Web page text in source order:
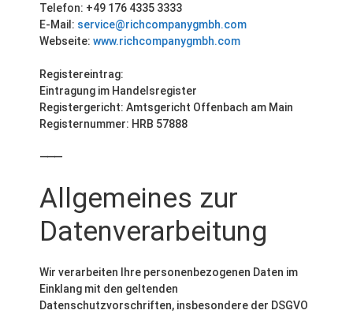
Telefon: +49 176 4335 3333
E-Mail: service@richcompanygmbh.com
Webseite: www.richcompanygmbh.com
Registereintrag:
Eintragung im Handelsregister
Registergericht: Amtsgericht Offenbach am Main
Registernummer: HRB 57888
⸻
Allgemeines zur
Datenverarbeitung
Wir verarbeiten Ihre personenbezogenen Daten im
Einklang mit den geltenden
Datenschutzvorschriften, insbesondere der DSGVO